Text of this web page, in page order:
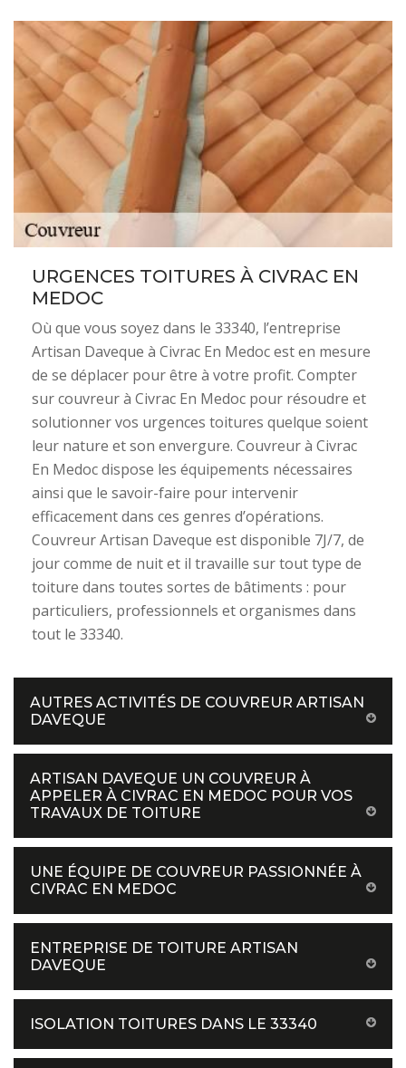
URGENCES TOITURES À CIVRAC EN
MEDOC
Où que vous soyez dans le 33340, l’entreprise
Artisan Daveque à Civrac En Medoc est en mesure
de se déplacer pour être à votre profit. Compter
sur couvreur à Civrac En Medoc pour résoudre et
solutionner vos urgences toitures quelque soient
leur nature et son envergure. Couvreur à Civrac
En Medoc dispose les équipements nécessaires
ainsi que le savoir-faire pour intervenir
efficacement dans ces genres d’opérations.
Couvreur Artisan Daveque est disponible 7J/7, de
jour comme de nuit et il travaille sur tout type de
toiture dans toutes sortes de bâtiments : pour
particuliers, professionnels et organismes dans
tout le 33340.
AUTRES ACTIVITÉS DE COUVREUR ARTISAN
DAVEQUE
ARTISAN DAVEQUE UN COUVREUR À
APPELER À CIVRAC EN MEDOC POUR VOS
TRAVAUX DE TOITURE
UNE ÉQUIPE DE COUVREUR PASSIONNÉE À
CIVRAC EN MEDOC
ENTREPRISE DE TOITURE ARTISAN
DAVEQUE
ISOLATION TOITURES DANS LE 33340